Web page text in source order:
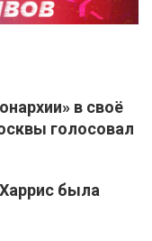
в своё
голосовал
была